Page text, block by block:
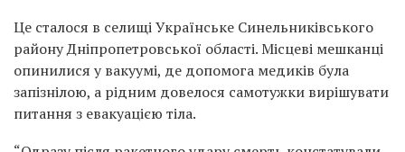
Це сталося в селищі Українське Синельниківського
району Дніпропетровської області. Місцеві мешканці
опинилися у вакуумі, де допомога медиків була
запізнілою, а рідним довелося самотужки вирішувати
питання з евакуацією тіла.